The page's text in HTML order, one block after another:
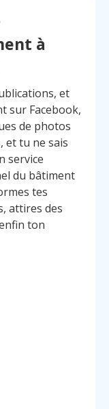
à
et
sur Facebook,
de photos
et tu ne sais
service
du bâtiment
tes
attires des
ton